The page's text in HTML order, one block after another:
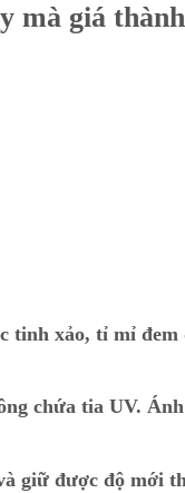
giá
tinh xảo, tỉ mỉ đem
chứa tia UV.
giữ được độ mới